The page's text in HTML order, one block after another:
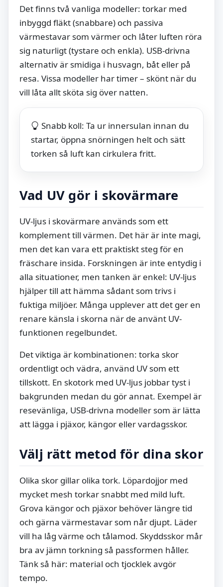
Det finns två vanliga modeller: torkar med
inbyggd fläkt (snabbare) och passiva
värmestavar som värmer och låter luften röra
sig naturligt (tystare och enkla). USB-drivna
alternativ är smidiga i husvagn, båt eller på
resa. Vissa modeller har timer – skönt när du
vill låta allt sköta sig över natten.
Snabb koll: Ta ur innersulan innan du
startar, öppna snörningen helt och sätt
torken så luft kan cirkulera fritt.
Vad UV gör i skovärmare
UV-ljus i skovärmare används som ett
komplement till värmen. Det här är inte magi,
men det kan vara ett praktiskt steg för en
fräschare insida. Forskningen är inte entydig i
alla situationer, men tanken är enkel: UV-ljus
hjälper till att hämma sådant som trivs i
fuktiga miljöer. Många upplever att det ger en
renare känsla i skorna när de använt UV-
funktionen regelbundet.
Det viktiga är kombinationen: torka skor
ordentligt och vädra, använd UV som ett
tillskott. En skotork med UV-ljus jobbar tyst i
bakgrunden medan du gör annat. Exempel är
resevänliga, USB-drivna modeller som är lätta
att lägga i pjäxor, kängor eller vardagsskor.
Välj rätt metod för dina skor
Olika skor gillar olika tork. Löpardojjor med
mycket mesh torkar snabbt med mild luft.
Grova kängor och pjäxor behöver längre tid
och gärna värmestavar som når djupt. Läder
vill ha låg värme och tålamod. Skyddsskor mår
bra av jämn torkning så passformen håller.
Tänk så här: material och tjocklek avgör
tempo.